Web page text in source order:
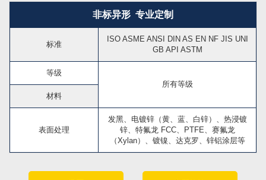
非标异形 专业定制
标准
ISO ASME ANSI DIN AS EN NF JIS UNI
GB API ASTM
等级
所有等级
材料
表面处理
发黑、电镀锌（黄、蓝、白锌）、热浸镀
锌、特氟龙 FCC、PTFE、赛氟龙
（Xylan）、镀镍、达克罗、锌铝涂层等